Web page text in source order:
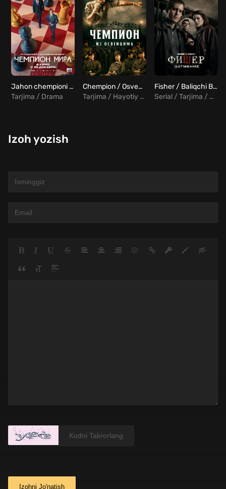
Jahon chempioni Uzbek Tilida
Tarjima / Drama
Chempion / Osventsim chempioni Uzbek tilida
Tarjima / Hayotiy / Drama / Tarixiy
Fisher / Baliqchi Barcha qismlar Uzbek Tilida
Serial / Tarjima / Drama
Izoh yozish
Izohni Jo'natish